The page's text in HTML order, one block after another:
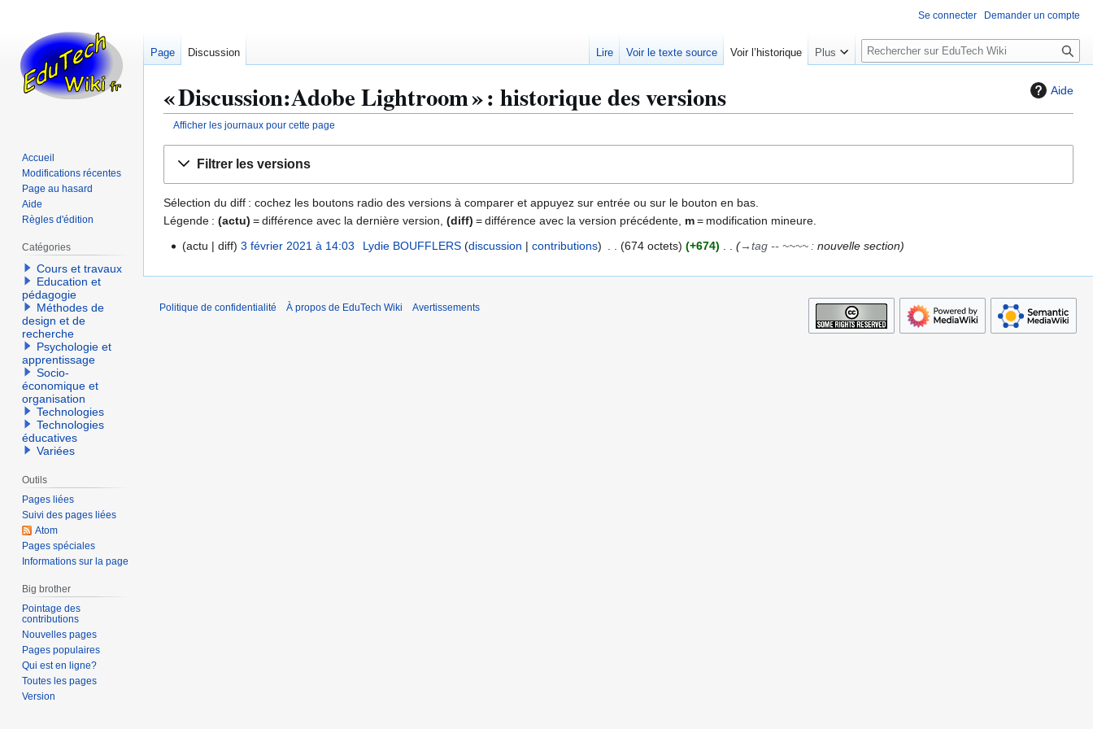
Aide
« Discussion:Adobe Lightroom » : historique des versions
Afficher les journaux pour cette page
navigation
recherche
Filtrer les versions
Sélection du diff : cochez les boutons radio des versions à comparer et appuyez sur entrée ou sur le bouton en bas.
Légende : (actu) = différence avec la dernière version, (diff) = différence avec la version précédente, m= modification mineure.
v
actu diff 3 février 2021 à 14:03 Lydie BOUFFLERS discussion contributions 674 octets +674 →tag -- ~~~~: nouvelle section
Se connecter Demander un compte
Page Discussion Lire Voir le texte source Voir l’historique Plus
R
e
e
Accueil
Modifications récentes
Page au hasard
Aide
Règles d'édition
Catégories
Cours et travaux
Education et
pédagogie
Méthodes de
design et de
recherche
Psychologie et
apprentissage
Socio-
économique et
organisation
Technologies
Technologies
éducatives
Variées
Outils
Pages liées
Suivi des pages liées
Atom
Pages spéciales
Informations sur la page
Big brother
Pointage des
contributions
Nouvelles pages
Pages populaires
Qui est en ligne?
Toutes les pages
Version
Politique de confidentialité À propos de EduTech Wiki Avertissements